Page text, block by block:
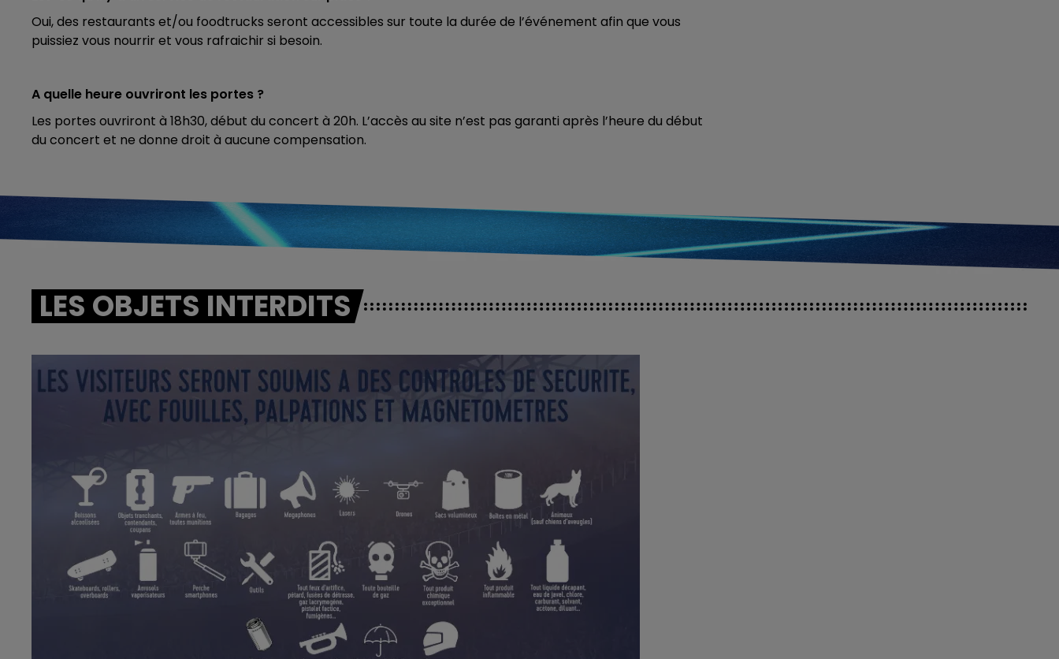
Oui, des restaurants et/ou foodtrucks seront accessibles sur toute la durée de l’événement afin que vous
puissiez vous nourrir et vous rafraichir si besoin.
A quelle heure ouvriront les portes ?
Les portes ouvriront à 18h30, début du concert à 20h. L’accès au site n’est pas garanti après l’heure du début
du concert et ne donne droit à aucune compensation.
LES OBJETS INTERDITS